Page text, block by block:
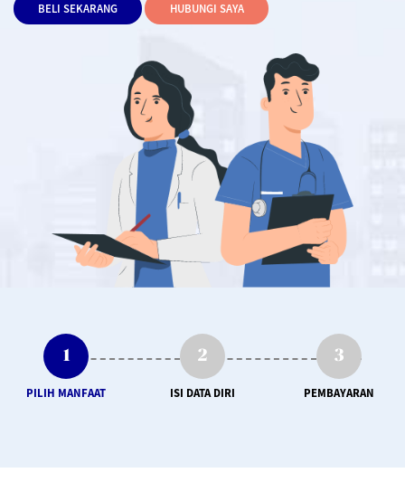
BELI SEKARANG HUBUNGI SAYA
PILIH MANFAAT ISI DATA DIRI PEMBAYARAN